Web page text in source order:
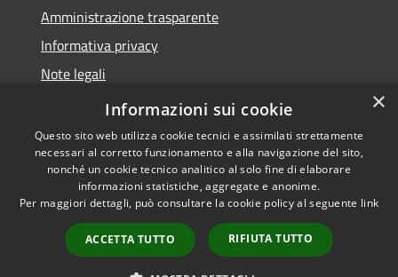
Amministrazione trasparente
Informativa privacy
Note legali
Dichiarazione di accessibilità
Accessibilità
Copyright © 2026 • Comune di
Cavaion Veronese • Powered
byMunicipium
Accesso
redazione
×
Informazioni sui cookie
Questo sito web utilizza cookie tecnici e assimilati strettamente
necessari al corretto funzionamento e alla navigazione del sito,
nonché un cookie tecnico analitico al solo fine di elaborare
informazioni statistiche, aggregate e anonime.
Per maggiori dettagli, può consultare la cookie policy al seguente link
ACCETTA TUTTO RIFIUTA TUTTO